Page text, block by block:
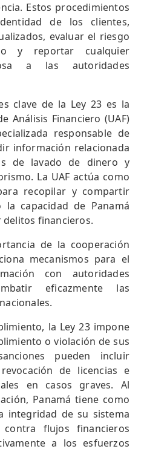
Estos procedimientos
de los clientes,
evaluar el riesgo
y reportar cualquier
a las autoridades
clave de la Ley 23 es la
Análisis Financiero (UAF)
responsable de
información relacionada
de lavado de dinero y
La UAF actúa como
recopilar y compartir
la capacidad de Panamá
financieros.
de la cooperación
mecanismos para el
con autoridades
eficazmente las
la Ley 23 impone
o violación de sus
pueden incluir
de licencias e
en casos graves. Al
Panamá tiene como
integridad de su sistema
flujos financieros
a los esfuerzos